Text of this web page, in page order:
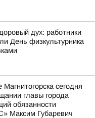
дух: работники
День физкультурника
сегодня
главы города
обязанности
Максим Губаревич